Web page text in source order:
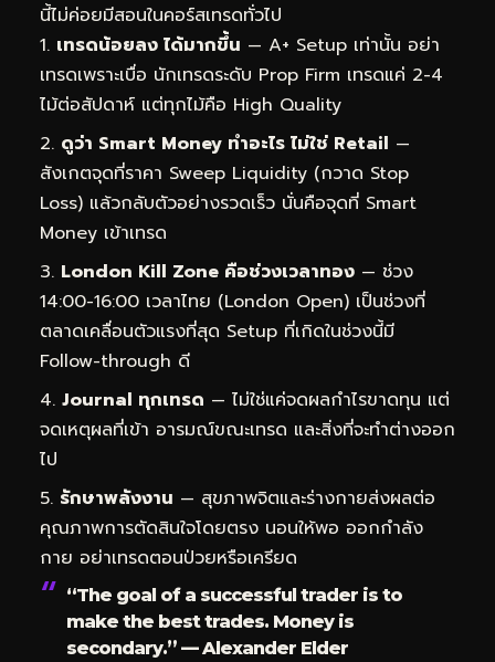
นี้ไม่ค่อยมีสอนในคอร์สเทรดทั่วไป
เทรดน้อยลง ได้มากขึ้น — A+ Setup เท่านั้น อย่า
เทรดเพราะเบื่อ นักเทรดระดับ Prop Firm เทรดแค่ 2-4
ไม้ต่อสัปดาห์ แต่ทุกไม้คือ High Quality
ดูว่า Smart Money ทำอะไร ไม่ใช่ Retail —
สังเกตจุดที่ราคา Sweep Liquidity (กวาด Stop
Loss) แล้วกลับตัวอย่างรวดเร็ว นั่นคือจุดที่ Smart
Money เข้าเทรด
London Kill Zone คือช่วงเวลาทอง — ช่วง
14:00-16:00 เวลาไทย (London Open) เป็นช่วงที่
ตลาดเคลื่อนตัวแรงที่สุด Setup ที่เกิดในช่วงนี้มี
Follow-through ดี
Journal ทุกเทรด — ไม่ใช่แค่จดผลกำไรขาดทุน แต่
จดเหตุผลที่เข้า อารมณ์ขณะเทรด และสิ่งที่จะทำต่างออก
ไป
รักษาพลังงาน — สุขภาพจิตและร่างกายส่งผลต่อ
คุณภาพการตัดสินใจโดยตรง นอนให้พอ ออกกำลัง
กาย อย่าเทรดตอนป่วยหรือเครียด
“The goal of a successful trader is to
make the best trades. Money is
secondary.” — Alexander Elder